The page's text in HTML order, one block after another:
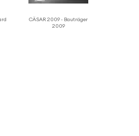
CÄSAR 2009 - Bauträger
2009